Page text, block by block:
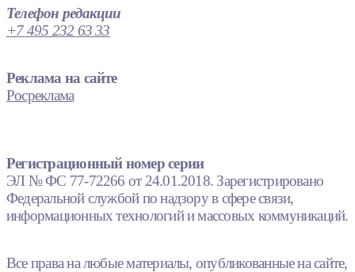
Телефон редакции
+7 495 232 63 33
Реклама на сайте
Росреклама
Регистрационный номер серии
ЭЛ № ФС 77-72266 от 24.01.2018. Зарегистрировано
Федеральной службой по надзору в сфере связи,
информационных технологий и массовых коммуникаций.
Все права на любые материалы, опубликованные на сайте,